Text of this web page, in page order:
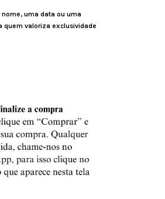
uma data ou uma
quem valoriza exclusividade